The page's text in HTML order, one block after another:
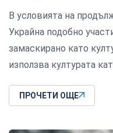
В условията на
Украйна подобно
замаскирано като
използва културата
ПРОЧЕТИ ОЩЕ